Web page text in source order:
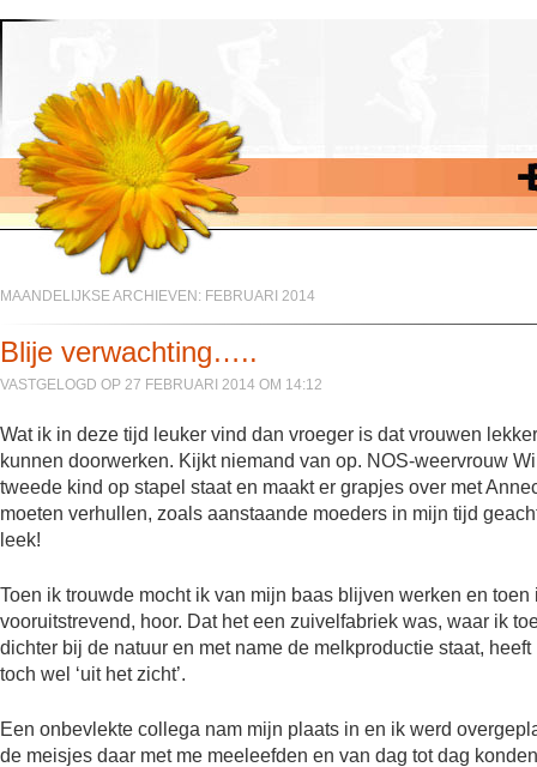
MAANDELIJKSE ARCHIEVEN: FEBRUARI 2014
Blije verwachting…..
VASTGELOGD OP 27 FEBRUARI 2014 OM 14:12
Wat ik in deze tijd leuker vind dan vroeger is dat vrouwen
kunnen doorwerken. Kijkt niemand van op. NOS-weervrouw
tweede kind op stapel staat en maakt er grapjes over met
moeten verhullen, zoals aanstaande moeders in mijn tijd
leek!
Toen ik trouwde mocht ik van mijn baas blijven werken en
vooruitstrevend, hoor. Dat het een zuivelfabriek was, waar ik
dichter bij de natuur en met name de melkproductie staat,
toch wel ‘uit het zicht’.
Een onbevlekte collega nam mijn plaats in en ik werd
de meisjes daar met me meeleefden en van dag tot dag